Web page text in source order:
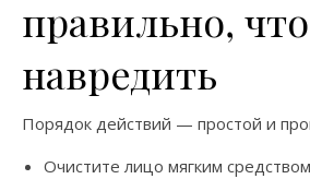
правильно,
навредить
Порядок действий — простой и
Очистите лицо мягким